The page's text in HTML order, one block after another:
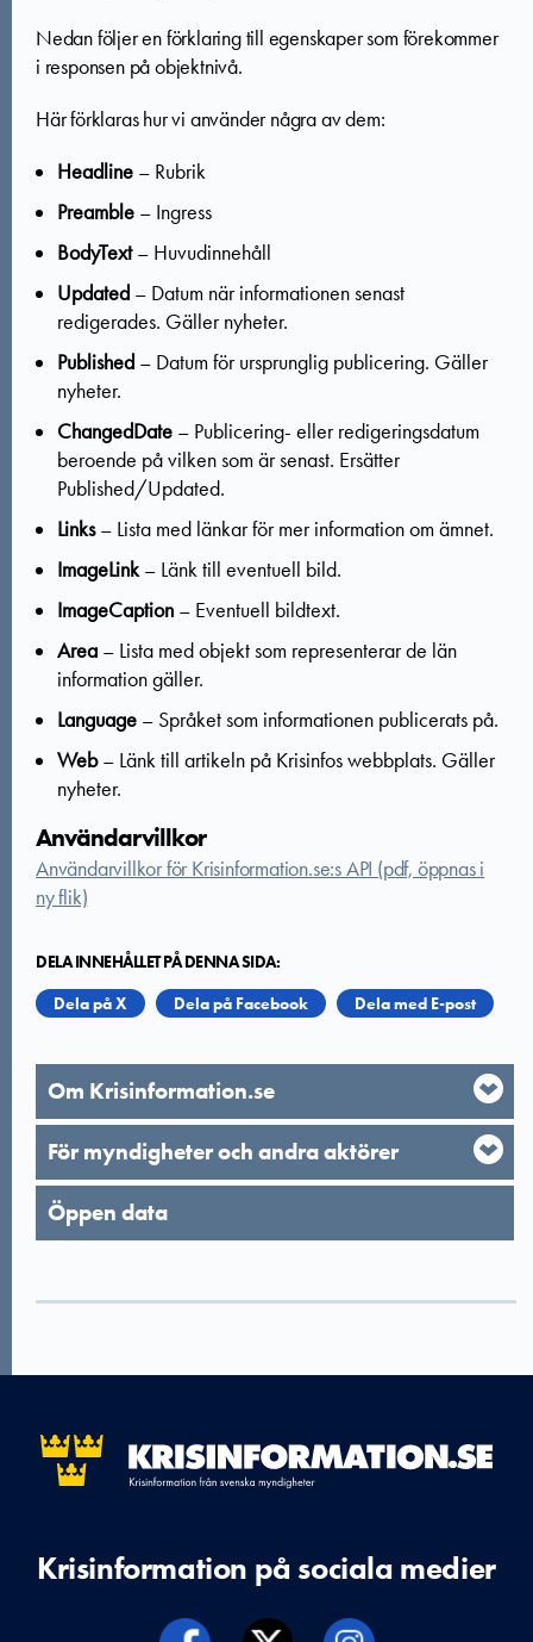
Nedan följer en förklaring till egenskaper som förekommer
i responsen på objektnivå.
Här förklaras hur vi använder några av dem:
Headline – Rubrik
Preamble – Ingress
BodyText– Huvudinnehåll
Updated – Datum när informationen senast
redigerades. Gäller nyheter.
Published – Datum för ursprunglig publicering. Gäller
nyheter.
ChangedDate – Publicering- eller redigeringsdatum
beroende på vilken som är senast. Ersätter
Published/Updated.
Links– Lista med länkar för mer information om ämnet.
ImageLink– Länk till eventuell bild.
ImageCaption – Eventuell bildtext.
Area – Lista med objekt som representerar de län
information gäller.
Language – Språket som informationen publicerats på.
Web– Länk till artikeln på Krisinfos webbplats. Gäller
nyheter.
Användarvillkor
Användarvillkor för Krisinformation.se:s API (pdf, öppnas i
ny flik)
DELA INNEHÅLLET PÅ DENNA SIDA:
Dela på X
Dela på Facebook Dela med E-post
Om Krisinformation.se
För myndigheter och andra aktörer
Öppen data
Krisinformation på sociala medier